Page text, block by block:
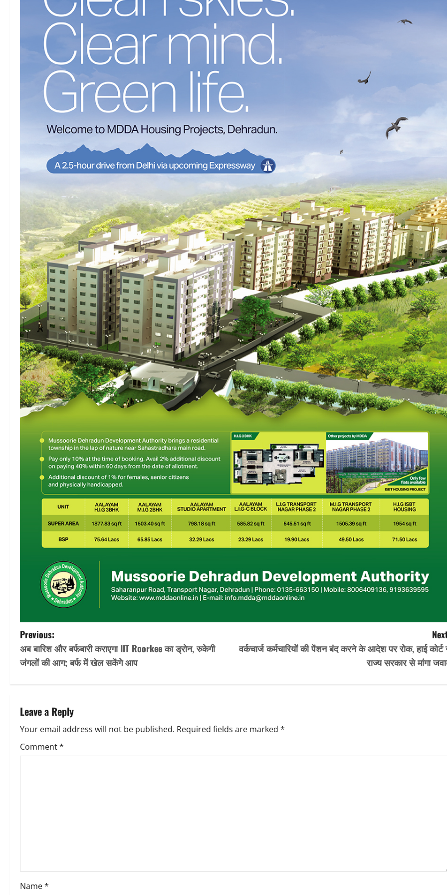
P
o
n
a
v
i
o
Previous:
अब बारिश और बर्फबारी कराएगा IIT Roorkee का ड्रोन, रुकेगी
जंगलों की आग; बर्फ में खेल सकेंगे आप
वर्कचार्ज कर्मचारियों की पेंशन बंद करने के आदेश पर रोक, हाई कोर्ट
राज्य सरकार से मांगा
Leave a Reply
Your email address will not be published. Required fields are marked *
Comment*
Name*